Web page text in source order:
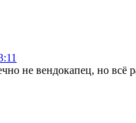
не вендокапец, но всё